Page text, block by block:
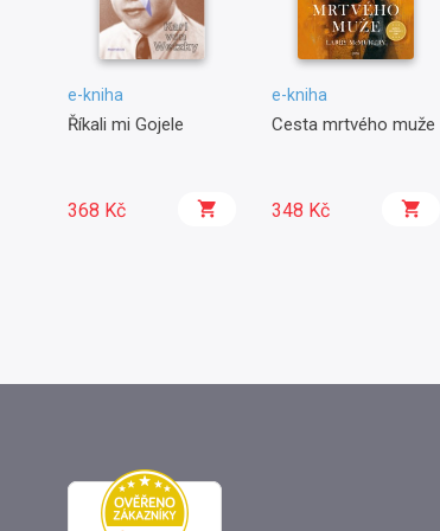
e-kniha
Říkali mi Gojele
368 Kč
e-kniha
Cesta mrtvého muže
348 Kč